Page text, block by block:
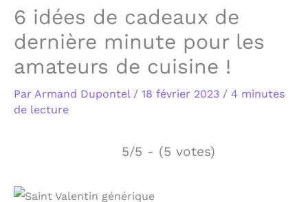
6 idées de cadeaux de
dernière minute pour les
amateurs de cuisine !
Par Armand Dupontel / 18 février 2023 / 4 minutes
de lecture
5/5 - (5 votes)